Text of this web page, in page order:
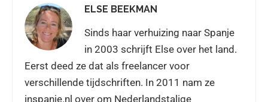
ELSE BEEKMAN
Sinds haar verhuizing naar Spanje
in 2003 schrijft Else over het land.
Eerst deed ze dat als freelancer voor
verschillende tijdschriften. In 2011 nam ze
inspanje.nl over om Nederlandstalige